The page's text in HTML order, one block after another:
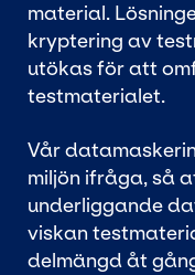
material.
kryptering av
utökas för att
testmaterialet.
Vår
miljön ifråga, så
underliggande
viskan
delmängd åt